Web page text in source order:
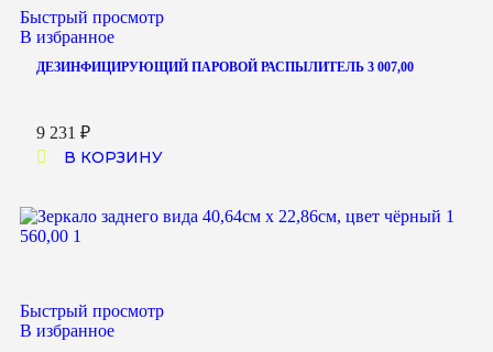
Быстрый просмотр
В избранное
ДЕЗИНФИЦИРУЮЩИЙ ПАРОВОЙ РАСПЫЛИТЕЛЬ 3 007,00
9 231 ₽
В КОРЗИНУ
Быстрый просмотр
В избранное